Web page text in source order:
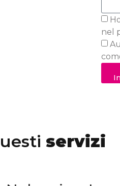
nel
servizi